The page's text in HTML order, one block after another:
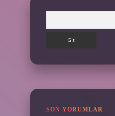
SON YORUMLAR